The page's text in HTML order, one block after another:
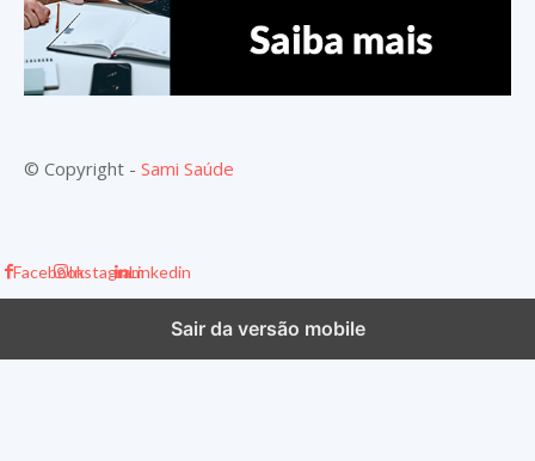
© Copyright - Sami Saúde
FacebookInstagramLinkedin
Sair da versão mobile